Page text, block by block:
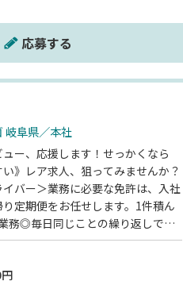
応募する
岐阜県／本社
ー、応援します！せっかくなら
》レア求人、狙ってみませんか？
バー＞業務に必要な免許は、入社
定期便をお任せします。1件積ん
務◎毎日同じことの繰り返しで、
【月給40万円】の高収入を実現可
が多いので、同世代とワイワイ
者も多数！配送ドライバー未経験